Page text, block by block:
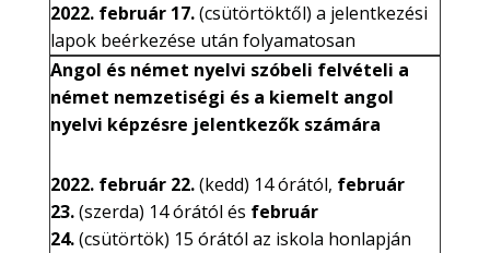
2022. február 17.(csütörtöktől) a jelentkezési
lapok beérkezése után folyamatosan
Angol és német nyelvi szóbeli felvételi a
német nemzetiségi és a kiemelt angol
nyelvi képzésre jelentkezők számára
2022. február 22.(kedd) 14 órától, február
23.(szerda) 14 órától és február
24.(csütörtök) 15 órától az iskola honlapján